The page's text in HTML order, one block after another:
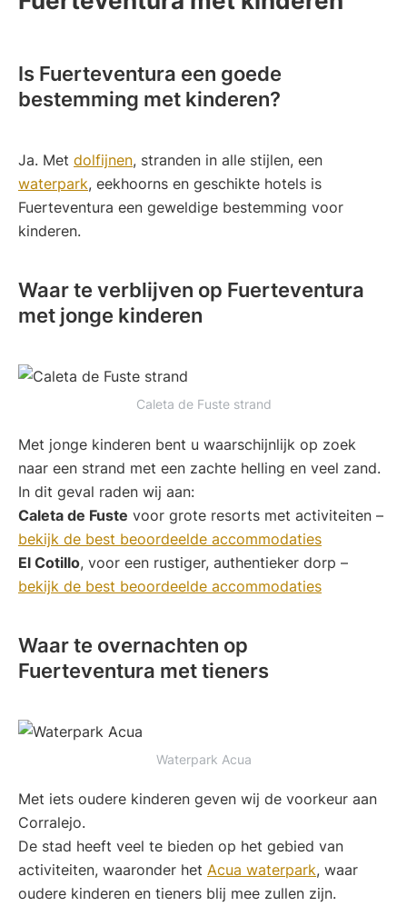
Is Fuerteventura een goede
bestemming met kinderen?
Ja. Met dolfijnen, stranden in alle stijlen, een
waterpark, eekhoorns en geschikte hotels is
Fuerteventura een geweldige bestemming voor
kinderen.
Waar te verblijven op Fuerteventura
met jonge kinderen
Caleta de Fuste strand
Met jonge kinderen bent u waarschijnlijk op zoek
naar een strand met een zachte helling en veel zand.
In dit geval raden wij aan:
Caleta de Fuste voor grote resorts met activiteiten –
bekijk de best beoordeelde accommodaties
El Cotillo, voor een rustiger, authentieker dorp –
bekijk de best beoordeelde accommodaties
Waar te overnachten op
Fuerteventura met tieners
Waterpark Acua
Met iets oudere kinderen geven wij de voorkeur aan
Corralejo.
De stad heeft veel te bieden op het gebied van
activiteiten, waaronder het Acua waterpark, waar
oudere kinderen en tieners blij mee zullen zijn.